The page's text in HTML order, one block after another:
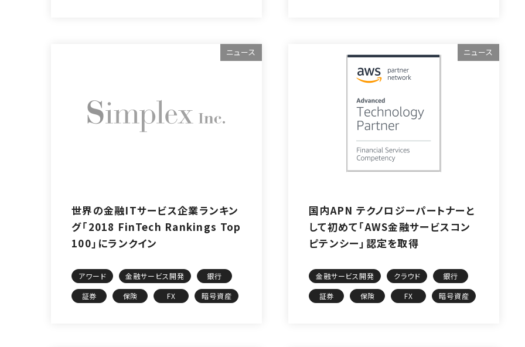
ニュース
世界の金融ITサービス企業ランキン
グ「2018 FinTech Rankings Top
100」にランクイン
アワード 金融サービス開発
銀行
証券
保険 FX 暗号資産
ニュース
国内APN テクノロジーパートナーと
して初めて「AWS金融サービスコン
ピテンシー」認定を取得
金融サービス開発 クラウド
銀行
証券
保険 FX 暗号資産